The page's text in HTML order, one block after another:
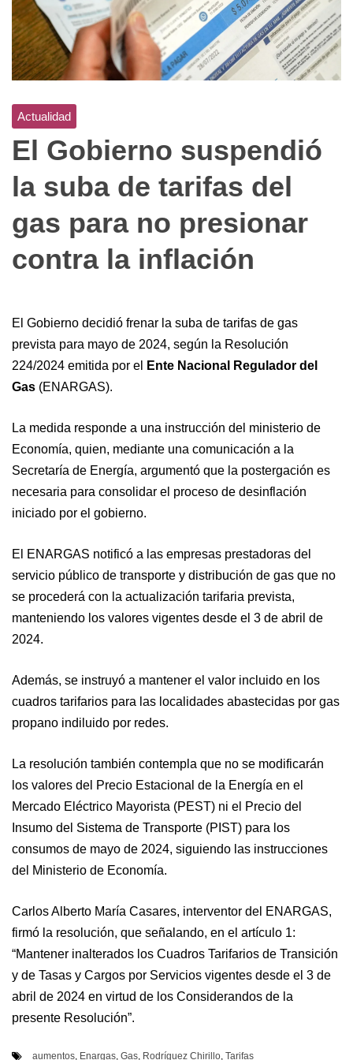
Actualidad
El Gobierno suspendió
la suba de tarifas del
gas para no presionar
contra la inflación
El Gobierno decidió frenar la suba de tarifas de gas
prevista para mayo de 2024, según la Resolución
224/2024 emitida por el
Ente Nacional Regulador del
Gas (ENARGAS).
La medida responde a una instrucción del ministerio de
Economía, quien, mediante una comunicación a la
Secretaría de Energía, argumentó que la postergación es
necesaria para consolidar el proceso de desinflación
iniciado por el gobierno.
El ENARGAS notificó a las empresas prestadoras del
servicio público de transporte y distribución de gas que no
se procederá con la actualización tarifaria prevista,
manteniendo los valores vigentes desde el 3 de abril de
2024.
Además, se instruyó a mantener el valor incluido en los
cuadros tarifarios para las localidades abastecidas por gas
propano indiluido por redes.
La resolución también contempla que no se modificarán
los valores del Precio Estacional de la Energía en el
Mercado Eléctrico Mayorista (PEST) ni el Precio del
Insumo del Sistema de Transporte (PIST) para los
consumos de mayo de 2024, siguiendo las instrucciones
del Ministerio de Economía.
Carlos Alberto María Casares, interventor del ENARGAS,
firmó la resolución, que señalando, en el artículo 1:
“Mantener inalterados los Cuadros Tarifarios de Transición
y de Tasas y Cargos por Servicios vigentes desde el 3 de
abril de 2024 en virtud de los Considerandos de la
presente Resolución”.
aumentos, Enargas, Gas, Rodríguez Chirillo, Tarifas